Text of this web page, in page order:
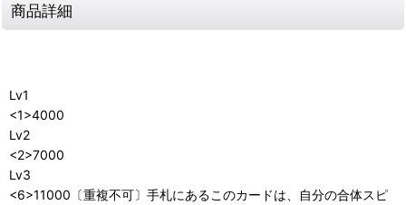
商品詳細
Lv1
<1>4000
Lv2
<2>7000
Lv3
<6>11000〔重複不可〕手札にあるこのカードは、自分の合体スピ